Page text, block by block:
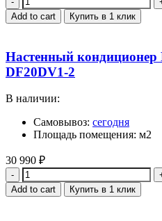
Add to cart Купить в 1 клик
Настенный
DF20DV1-2
В наличии:
Самовывоз: сегодня
Площадь помещения: м2
30 990 ₽
Quantity
Add to cart Купить в 1 клик